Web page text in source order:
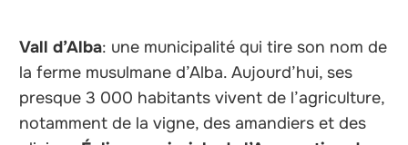
Vall d’Alba: une municipalité qui tire son nom de
la ferme musulmane d’Alba. Aujourd’hui, ses
presque 3 000 habitants vivent de l’agriculture,
notamment de la vigne, des amandiers et des